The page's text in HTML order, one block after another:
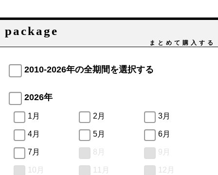
package
まとめて購入する
2010-2026年の全期間を選択する
2026年
1月 2月 3月
4月 5月 6月
7月 8月 9月
10月 11月 12月